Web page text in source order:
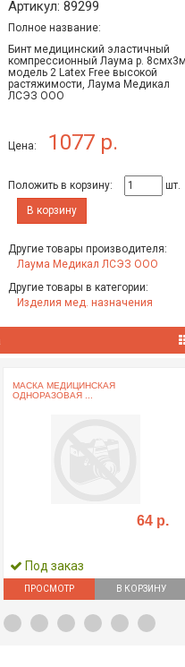
Артикул: 89299
Полное название:
Бинт медицинский эластичный
компрессионный Лаума р.
модель 2 Latex Free высокой
растяжимости, Лаума Медикал
ЛСЭЗ ООО
Цена: 1077 р.
Положить в корзину:
шт.
В корзину
Другие товары производителя:
Лаума Медикал ЛСЭЗ ООО
Другие товары в категории:
Изделия мед. назначения
МАСКА МЕДИЦИНСКАЯ
ОДНОРАЗОВАЯ ...
64 р.
Под заказ
ПРОСМОТР В КОРЗИНУ